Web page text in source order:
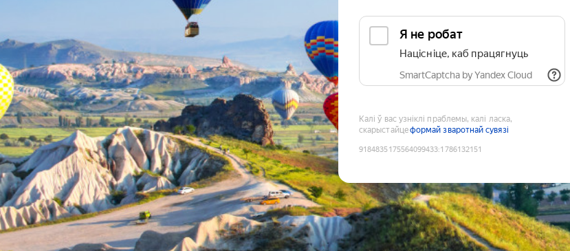
Я не робат
Націсніце, каб працягнуць
SmartCaptcha by Yandex Cloud
Калі ў вас узніклі праблемы, калі ласка,
скарыстайцеформай зваротнай сувязі
9184835175564099433:1786132151